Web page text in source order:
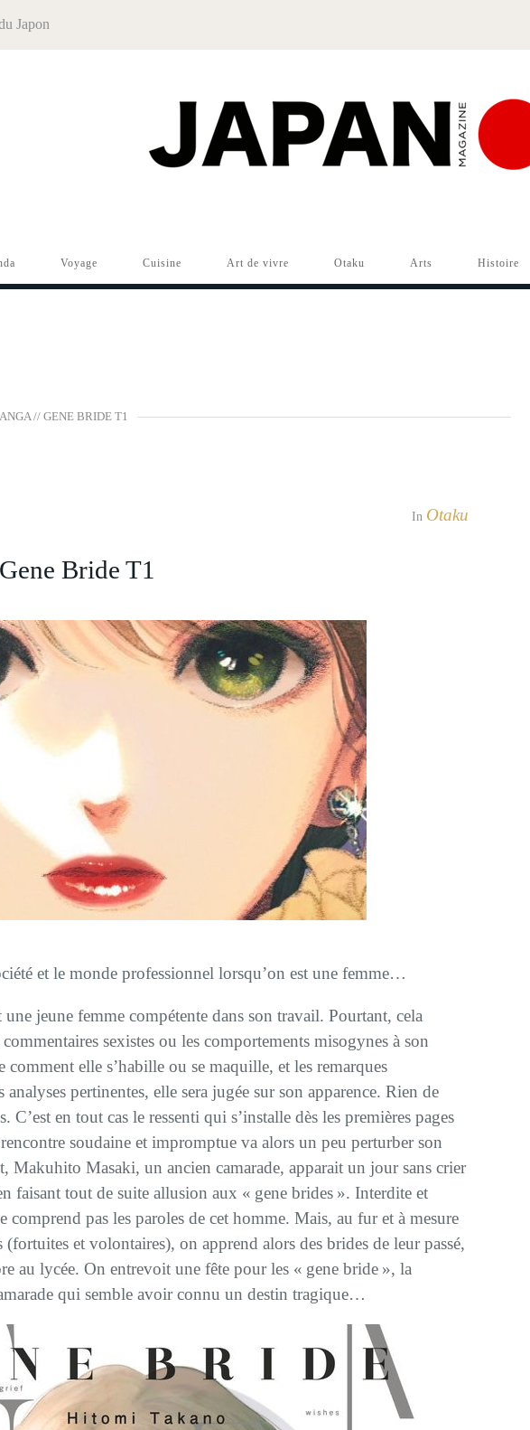
Japon
Voyage Cuisine Art de vivre Otaku Arts Histoire
// GENE BRIDE T1
In Otaku
Bride T1
et le monde professionnel lorsqu’on est une femme…
jeune femme compétente dans son travail. Pourtant, cela
commentaires sexistes ou les comportements misogynes à son
comment elle s’habille ou se maquille, et les remarques
analyses pertinentes, elle sera jugée sur son apparence. Rien de
C’est en tout cas le ressenti qui s’installe dès les premières pages
soudaine et impromptue va alors un peu perturber son
Makuhito Masaki, un ancien camarade, apparait un jour sans crier
faisant tout de suite allusion aux « gene brides ». Interdite et
comprend pas les paroles de cet homme. Mais, au fur et à mesure
(fortuites et volontaires), on apprend alors des brides de leur passé,
au lycée. On entrevoit une fête pour les « gene bride », la
qui semble avoir connu un destin tragique…